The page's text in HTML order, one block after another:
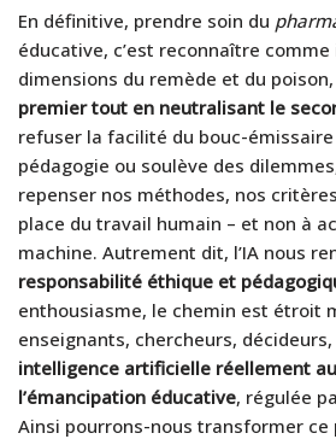
En définitive, prendre soin du
éducative, c’est reconnaître
dimensions du remède et du
premier tout en neutralisant le
refuser la facilité du bouc-émissaire
pédagogie ou soulève des
repenser nos méthodes, nos
place du travail humain – et non à
machine. Autrement dit, l’IA nous
responsabilité éthique et
enthousiasme, le chemin est étroit
enseignants, chercheurs, décideurs,
intelligence artificielle réellement
l’émancipation éducative, régulée
Ainsi pourrons-nous transformer ce